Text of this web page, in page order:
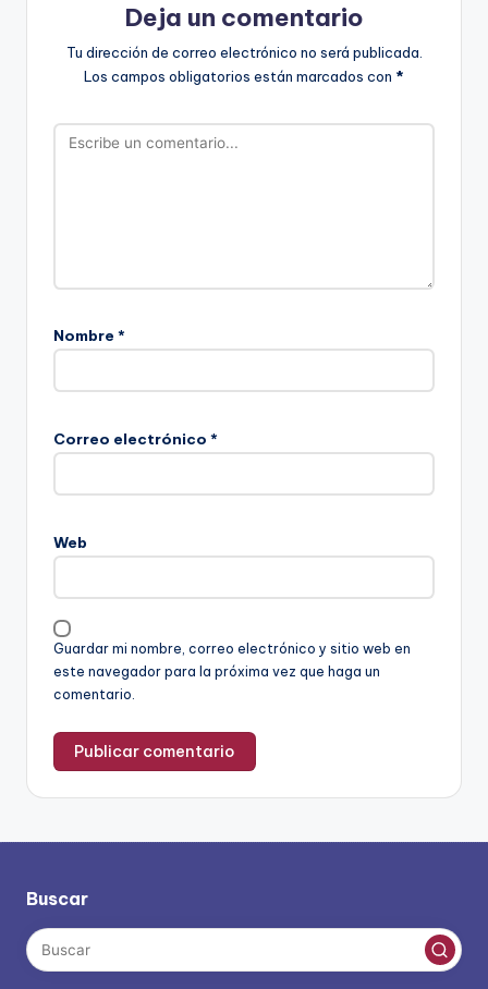
Deja un comentario
Tu dirección de correo electrónico no será publicada.
Los campos obligatorios están marcados con *
Nombre *
Correo electrónico *
Web
Guardar mi nombre, correo electrónico y sitio web en
este navegador para la próxima vez que haga un
comentario.
Buscar